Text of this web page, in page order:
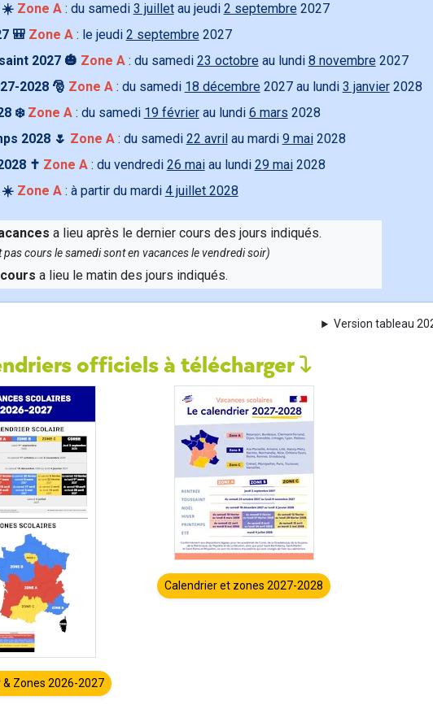
☀️ Zone A: du samedi 3 juilletau jeudi 2 septembre 2027
🎒 Zone A: le jeudi 2 septembre 2027
2027 🎃 Zone A: du samedi 23 octobre au lundi 8 novembre 2027
2028 🎅 Zone A: du samedi 18 décembre 2027 au lundi 3 janvier2028
❄️ Zone A: du samedi 19 févrierau lundi 6 mars 2028
2028 🌷 Zone A: du samedi 22 avril au mardi 9 mai2028
✝️ Zone A: du vendredi 26 maiau lundi 29 mai2028
☀️ Zone A: à partir du mardi 4 juillet 2028
a lieu après le dernier cours des jours indiqués.
pas cours le samedi sont en vacances le vendredi soir)
a lieu le matin des jours indiqués.
Version tableau
officiels à télécharger
& Zones 2026-2027
Calendrier et zones 2027-2028